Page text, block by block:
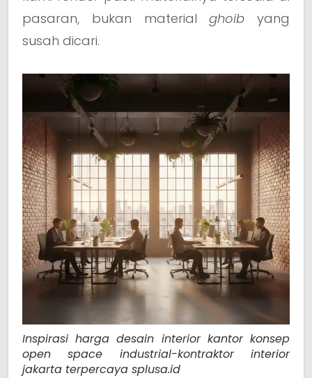
pasaran, bukan materialghoib yang
susah dicari.
Inspirasi harga desain interior kantor konsep
open space industrial-kontraktor interior
jakarta terpercaya splusa.id